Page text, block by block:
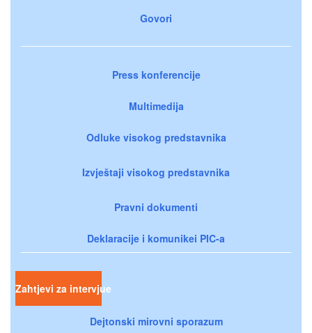
Govori
Press konferencije
Multimedija
Odluke visokog predstavnika
Izvještaji visokog predstavnika
Pravni dokumenti
Deklaracije i komunikei PIC-a
Zahtjevi za intervjue
Dejtonski mirovni sporazum